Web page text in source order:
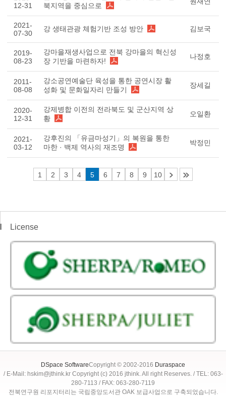
12-31
북지역을 중심으로
2021-
07-30
강 생태관광 체험기반 조성 방안 김보국
2019-
08-23
강마을재생사업으로 전북 강마을의 혁신성
장 기반을 마련하자!
나정호
2011-
08-08
강소공연예술단 육성을 통한 공연시장 활
성화 및 문화일자리 만들기
장세길
2020-
12-31
강제병합 이전의 전라북도 및 군산지역 상
황
오일환
2021-
03-12
강후진의 「유금마성기」의 복원을 통한
마한 · 백제 역사의 재조명
박정민
1 2 3 4 5 6 7 8 9 10
License
DSpace SoftwareCopyright © 2002-2016 Duraspace
/ E-Mail: hskim@jthink.kr Copyright (c) 2016 jthink. All right Reserves. / TEL: 063-
280-7113 / FAX: 063-280-7119
전북연구원 리포지터리는 국립중앙도서관 OAK 보급사업으로 구축되었습니다.